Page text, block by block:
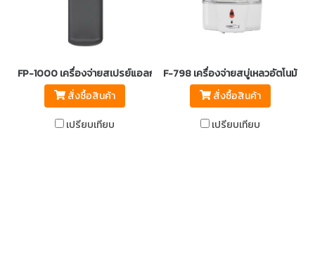
FP-1000 เครื่องจ่ายสเปรย์แอลกอฮอล์อัตโนมัติ DEBAC
สั่งซื้อสินค้า
เปรียบเทียบ
F-798 เครื่องจ่ายสบู่เหลวอัตโนมัติ
สั่งซื้อสินค้า
เปรียบเทียบ